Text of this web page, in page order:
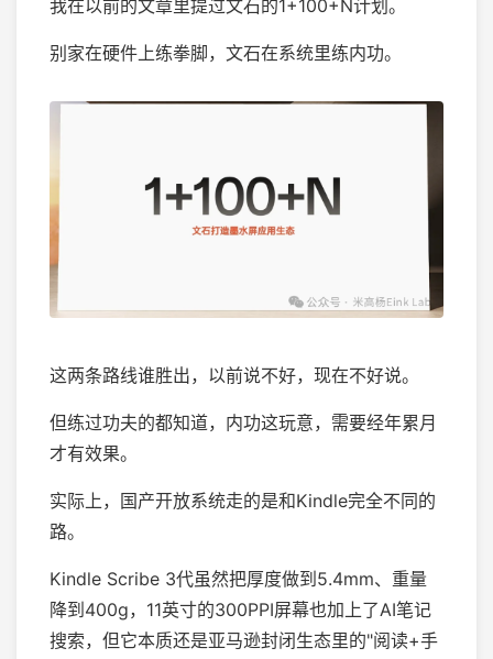
我在以前的文章里提过文石的1+100+N计划。
别家在硬件上练拳脚，文石在系统里练内功。
这两条路线谁胜出，以前说不好，现在不好说。
但练过功夫的都知道，内功这玩意，需要经年累月
才有效果。
实际上，国产开放系统走的是和Kindle完全不同的
路。
Kindle Scribe 3代虽然把厚度做到5.4mm、重量
降到400g，11英寸的300PPI屏幕也加上了AI笔记
搜索，但它本质还是亚马逊封闭生态里的"阅读+手